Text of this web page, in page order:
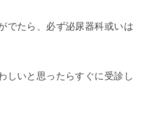
でたら、必ず泌尿器科或いは
しいと思ったらすぐに受診し